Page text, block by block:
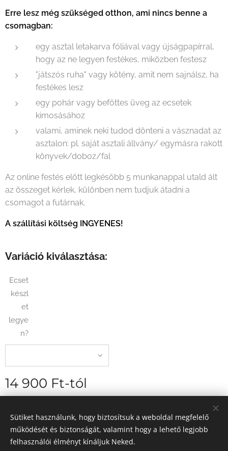
Erre lesz még szükséged otthon, ami nincs benne a
csomagban:
egy asztal letakarva fóliával vagy újságpapírral,
hogy az ne legyen festékes, miközben festesz
"játszós ruha" vagy kötény, amit nem sajnálsz, ha
festékes lesz
egy pohár vagy befőttes üveg az ecsetek
kimosásához
valami, aminek neki tudod dönteni a vásznadat az
asztalon: pl. saját asztali állvány/ egymásra rakott
könyvek/doboz/fal
Az online festés előtt legkésőbb 5 munkanappal utald ált
az összeget kérlek, különben nem tudjuk átadni a
csomagot a futárnak.
A szállítási költség INGYENES!
Variáció kiválasztása:
Ecset
készl
et
legye
n?
14 900 Ft-tól
2026 Egyedi élményfestés - Magyarország
Sütiket használunk, hogy biztosítsuk a weboldal megfelelő
működését és biztonságát, valamint hogy a lehető legjobb
felhasználói élményt kínáljuk Neked.